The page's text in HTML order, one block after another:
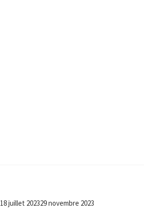
18 juillet 202329 novembre 2023